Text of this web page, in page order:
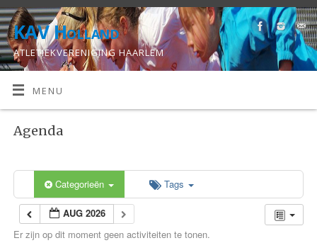
KAV Holland
ATLETIEKVERENIGING HAARLEM
MENU
Agenda
Categorieën Tags
AUG 2026
Er zijn op dit moment geen activiteiten te tonen.